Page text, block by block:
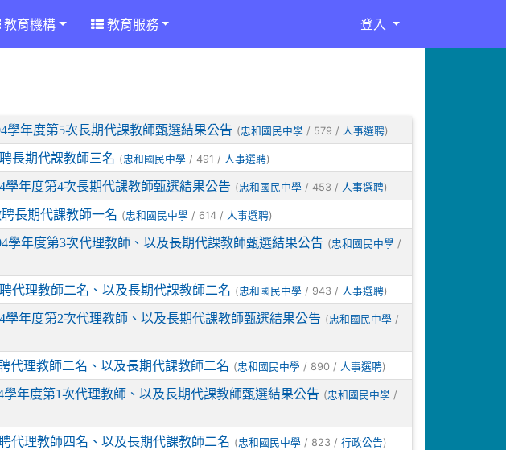
教育機構 教育服務 登入
學年度第5次長期代課教師甄選結果公告 (忠和國民中學 / 579 / 人事選聘)
長期代課教師三名 (忠和國民中學 / 491 / 人事選聘)
學年度第4次長期代課教師甄選結果公告 (忠和國民中學 / 453 / 人事選聘)
長期代課教師一名 (忠和國民中學 / 614 / 人事選聘)
學年度第3次代理教師、以及長期代課教師甄選結果公告 (忠和國民中學 /
代理教師二名、以及長期代課教師二名 (忠和國民中學 / 943 / 人事選聘)
學年度第2次代理教師、以及長期代課教師甄選結果公告 (忠和國民中學 /
代理教師二名、以及長期代課教師二名 (忠和國民中學 / 890 / 人事選聘)
學年度第1次代理教師、以及長期代課教師甄選結果公告 (忠和國民中學 /
代理教師四名、以及長期代課教師二名 (忠和國民中學 / 823 / 行政公告)